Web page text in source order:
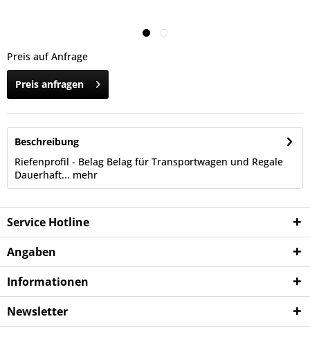
Preis auf Anfrage
Preis anfragen
Beschreibung
Riefenprofil - Belag Belag für Transportwagen und Regale
Dauerhaft... mehr
Service Hotline
Angaben
Informationen
Newsletter